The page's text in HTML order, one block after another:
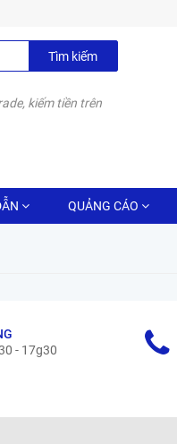
Tìm kiếm
kiếm tiền trên
QUẢNG CÁO
- 17g30